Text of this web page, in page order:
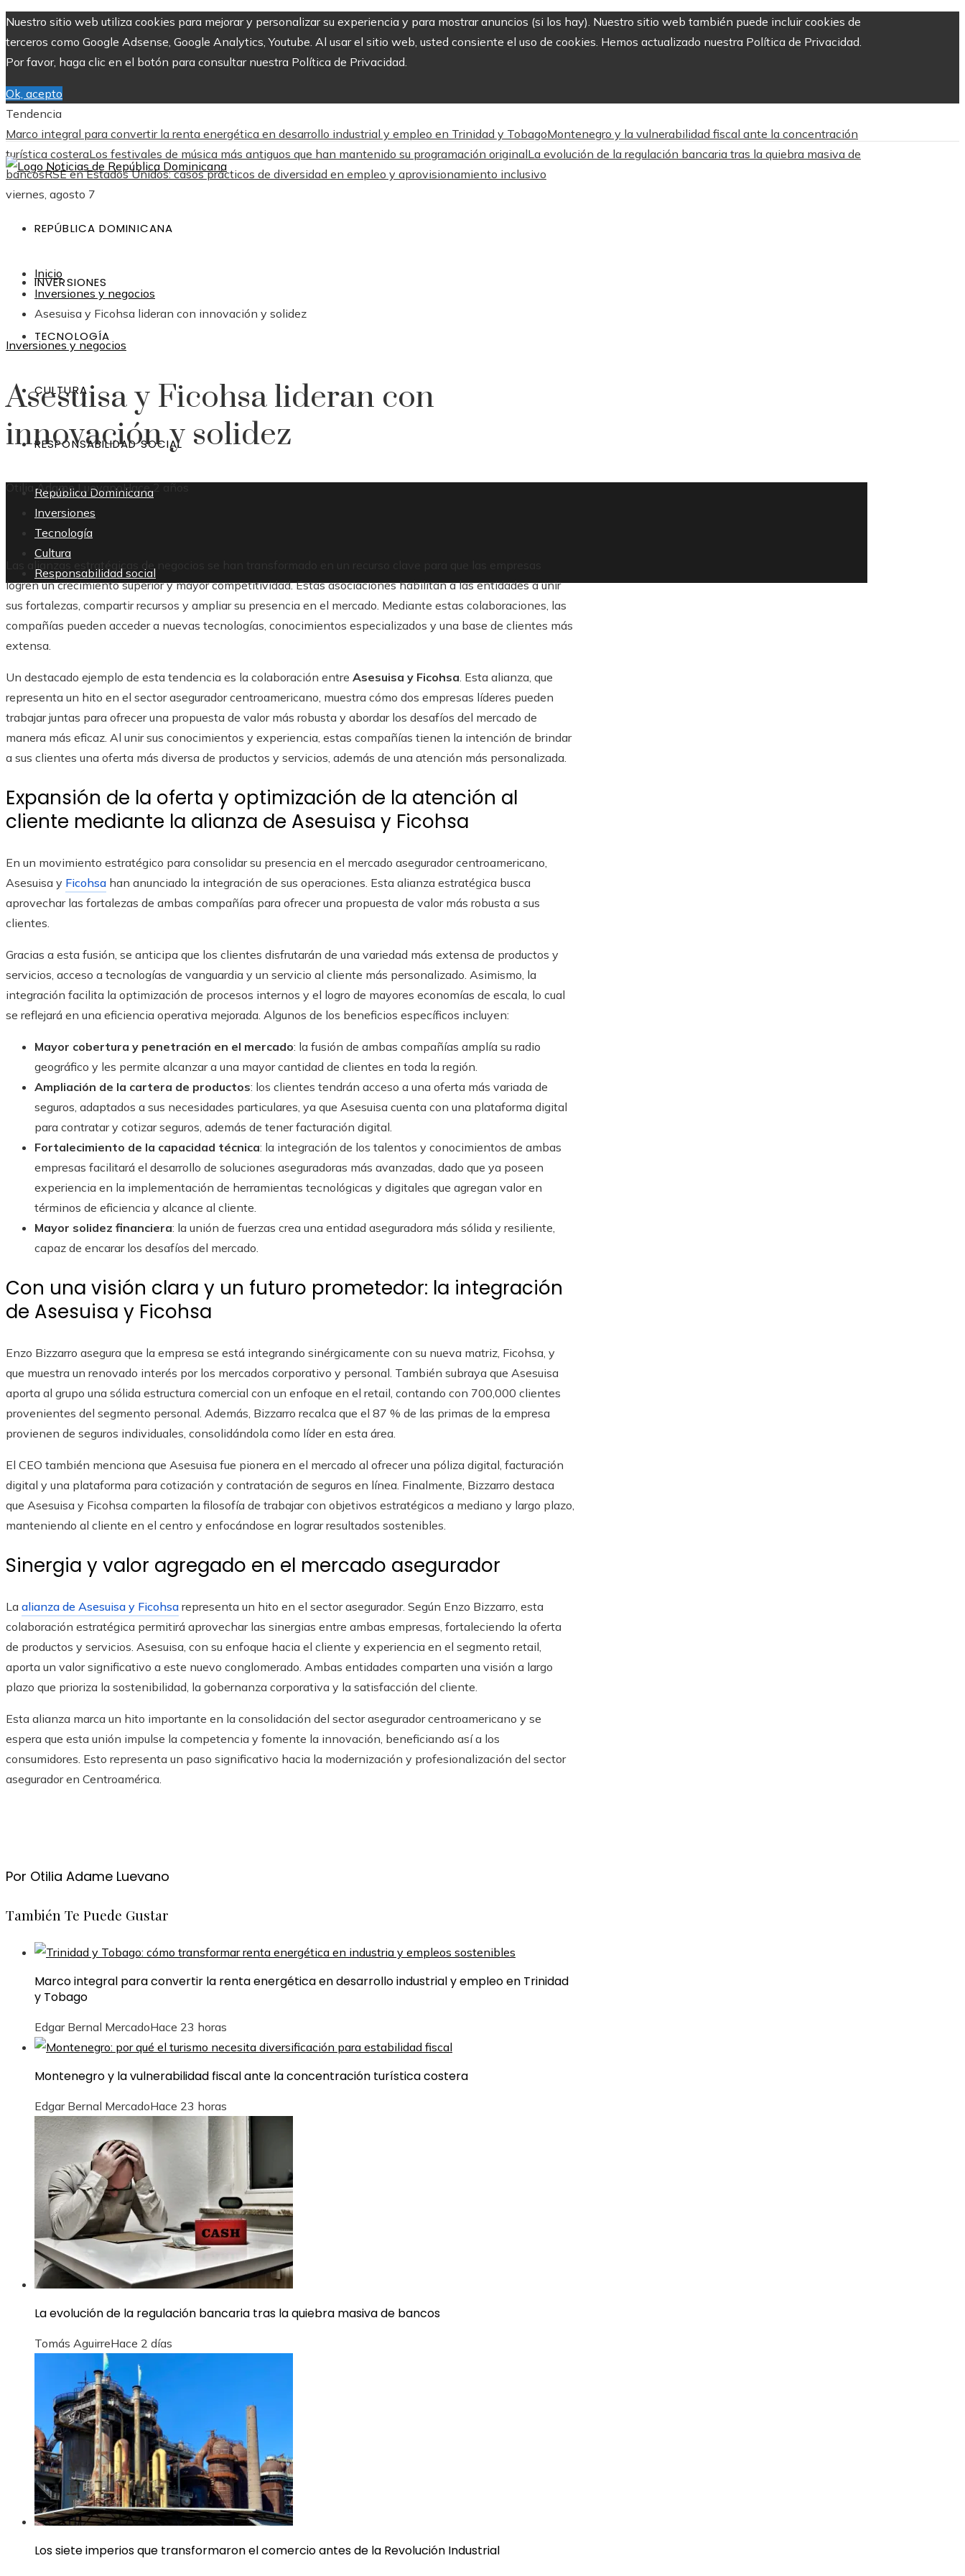
Nuestro sitio web utiliza cookies para mejorar y personalizar su experiencia y para mostrar anuncios (si los hay). Nuestro sitio web también puede incluir cookies de
terceros como Google Adsense, Google Analytics, Youtube. Al usar el sitio web, usted consiente el uso de cookies. Hemos actualizado nuestra Política de Privacidad.
Por favor, haga clic en el botón para consultar nuestra Política de Privacidad.
Ok, acepto
Tendencia
Marco integral para convertir la renta energética en desarrollo industrial y empleo en Trinidad y TobagoMontenegro y la vulnerabilidad fiscal ante la concentración
turística costeraLos festivales de música más antiguos que han mantenido su programación originalLa evolución de la regulación bancaria tras la quiebra masiva de
bancosRSE en Estados Unidos: casos prácticos de diversidad en empleo y aprovisionamiento inclusivo
viernes, agosto 7
REPÚBLICA DOMINICANA
INVERSIONES
TECNOLOGÍA
CULTURA
RESPONSABILIDAD SOCIAL
República Dominicana
Inversiones
Tecnología
Cultura
Responsabilidad social
Inicio
Inversiones y negocios
Asesuisa y Ficohsa lideran con innovación y solidez
Inversiones y negocios
Asesuisa y Ficohsa lideran con
innovación y solidez
Otilia Adame LuevanoHace 2 años
Las alianzas estratégicas de negocios se han transformado en un recurso clave para que las empresas
logren un crecimiento superior y mayor competitividad. Estas asociaciones habilitan a las entidades a unir
sus fortalezas, compartir recursos y ampliar su presencia en el mercado. Mediante estas colaboraciones, las
compañías pueden acceder a nuevas tecnologías, conocimientos especializados y una base de clientes más
extensa.
Un destacado ejemplo de esta tendencia es la colaboración entre Asesuisa y Ficohsa. Esta alianza, que
representa un hito en el sector asegurador centroamericano, muestra cómo dos empresas líderes pueden
trabajar juntas para ofrecer una propuesta de valor más robusta y abordar los desafíos del mercado de
manera más eficaz. Al unir sus conocimientos y experiencia, estas compañías tienen la intención de brindar
a sus clientes una oferta más diversa de productos y servicios, además de una atención más personalizada.
Expansión de la oferta y optimización de la atención al
cliente mediante la alianza de Asesuisa y Ficohsa
En un movimiento estratégico para consolidar su presencia en el mercado asegurador centroamericano,
Asesuisa y Ficohsa han anunciado la integración de sus operaciones. Esta alianza estratégica busca
aprovechar las fortalezas de ambas compañías para ofrecer una propuesta de valor más robusta a sus
clientes.
Gracias a esta fusión, se anticipa que los clientes disfrutarán de una variedad más extensa de productos y
servicios, acceso a tecnologías de vanguardia y un servicio al cliente más personalizado. Asimismo, la
integración facilita la optimización de procesos internos y el logro de mayores economías de escala, lo cual
se reflejará en una eficiencia operativa mejorada. Algunos de los beneficios específicos incluyen:
Mayor cobertura y penetración en el mercado: la fusión de ambas compañías amplía su radio
geográfico y les permite alcanzar a una mayor cantidad de clientes en toda la región.
Ampliación de la cartera de productos: los clientes tendrán acceso a una oferta más variada de
seguros, adaptados a sus necesidades particulares, ya que Asesuisa cuenta con una plataforma digital
para contratar y cotizar seguros, además de tener facturación digital.
Fortalecimiento de la capacidad técnica: la integración de los talentos y conocimientos de ambas
empresas facilitará el desarrollo de soluciones aseguradoras más avanzadas, dado que ya poseen
experiencia en la implementación de herramientas tecnológicas y digitales que agregan valor en
términos de eficiencia y alcance al cliente.
Mayor solidez financiera: la unión de fuerzas crea una entidad aseguradora más sólida y resiliente,
capaz de encarar los desafíos del mercado.
Con una visión clara y un futuro prometedor: la integración
de Asesuisa y Ficohsa
Enzo Bizzarro asegura que la empresa se está integrando sinérgicamente con su nueva matriz, Ficohsa, y
que muestra un renovado interés por los mercados corporativo y personal. También subraya que Asesuisa
aporta al grupo una sólida estructura comercial con un enfoque en el retail, contando con 700,000 clientes
provenientes del segmento personal. Además, Bizzarro recalca que el 87 % de las primas de la empresa
provienen de seguros individuales, consolidándola como líder en esta área.
El CEO también menciona que Asesuisa fue pionera en el mercado al ofrecer una póliza digital, facturación
digital y una plataforma para cotización y contratación de seguros en línea. Finalmente, Bizzarro destaca
que Asesuisa y Ficohsa comparten la filosofía de trabajar con objetivos estratégicos a mediano y largo plazo,
manteniendo al cliente en el centro y enfocándose en lograr resultados sostenibles.
Sinergia y valor agregado en el mercado asegurador
La alianza de Asesuisa y Ficohsa representa un hito en el sector asegurador. Según Enzo Bizzarro, esta
colaboración estratégica permitirá aprovechar las sinergias entre ambas empresas, fortaleciendo la oferta
de productos y servicios. Asesuisa, con su enfoque hacia el cliente y experiencia en el segmento retail,
aporta un valor significativo a este nuevo conglomerado. Ambas entidades comparten una visión a largo
plazo que prioriza la sostenibilidad, la gobernanza corporativa y la satisfacción del cliente.
Esta alianza marca un hito importante en la consolidación del sector asegurador centroamericano y se
espera que esta unión impulse la competencia y fomente la innovación, beneficiando así a los
consumidores. Esto representa un paso significativo hacia la modernización y profesionalización del sector
asegurador en Centroamérica.
Por Otilia Adame Luevano
También Te Puede Gustar
Marco integral para convertir la renta energética en desarrollo industrial y empleo en Trinidad
y Tobago
Edgar Bernal MercadoHace 23 horas
Montenegro y la vulnerabilidad fiscal ante la concentración turística costera
Edgar Bernal MercadoHace 23 horas
La evolución de la regulación bancaria tras la quiebra masiva de bancos
Tomás AguirreHace 2 días
Los siete imperios que transformaron el comercio antes de la Revolución Industrial